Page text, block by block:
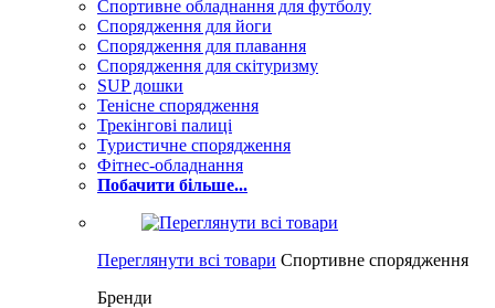
Спортивне обладнання для футболу
Спорядження для йоги
Спорядження для плавання
Спорядження для скітуризму
SUP дошки
Тенісне спорядження
Трекінгові палиці
Туристичне спорядження
Фітнес-обладнання
Побачити більше...
Переглянути всі товари Спортивне спорядження
Бренди